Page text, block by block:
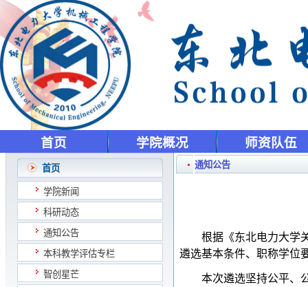
首页 学院概况 师资队伍
首页
学院新闻
科研动态
通知公告
本科教学评估专栏
智创星芒
通知公告
根据《东北电力大学
遴选基本条件、职称学位
本次遴选坚持公平、